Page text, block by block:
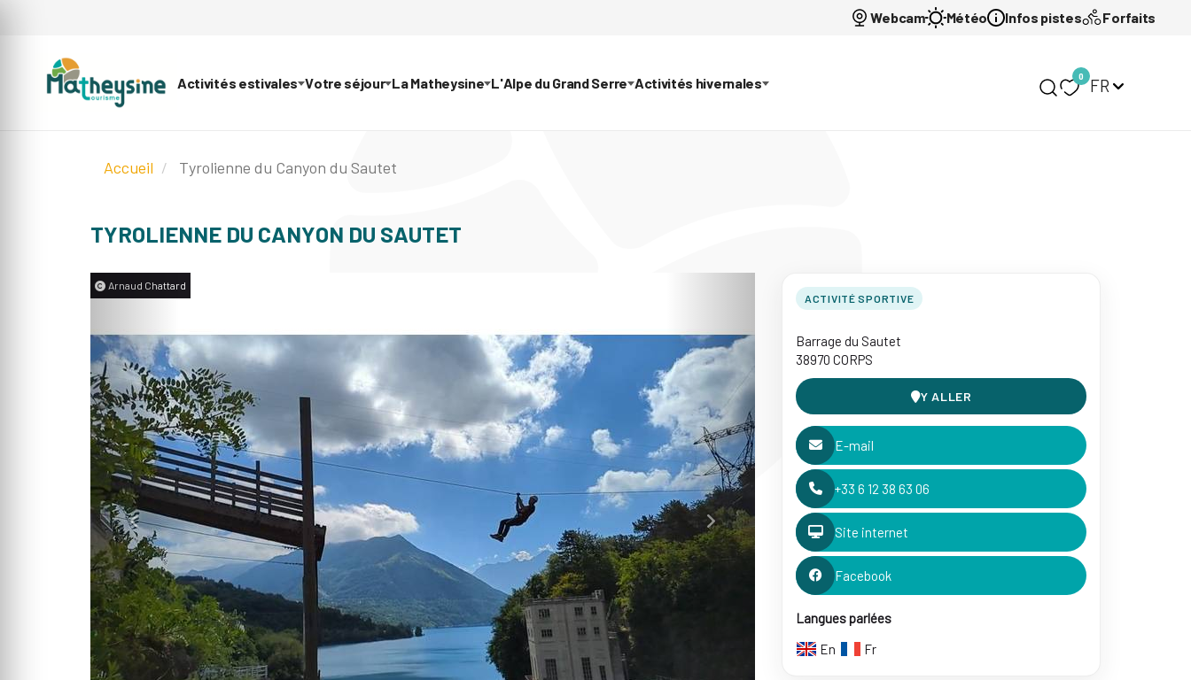
Webcam Météo Infos pistes Forfaits
Activités estivales Votre séjour La Matheysine L'Alpe du Grand Serre Activités hivernales 0 FR
Accueil Tyrolienne du Canyon du Sautet
TYROLIENNE DU CANYON DU SAUTET
Arnaud Chattard
ACTIVITÉ SPORTIVE
Barrage du Sautet
38970 CORPS
Y ALLER
E-mail
+33 6 12 38 63 06
Site internet
Facebook
Langues parlées
En
Fr